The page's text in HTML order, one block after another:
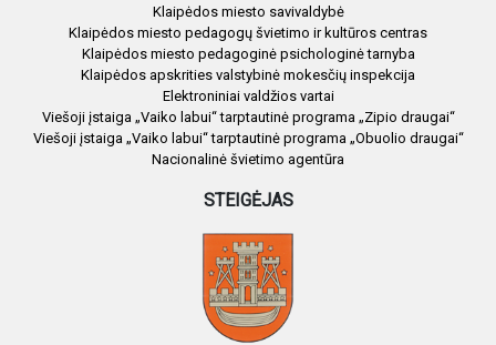
Klaipėdos miesto savivaldybė
Klaipėdos miesto pedagogų švietimo ir kultūros centras
Klaipėdos miesto pedagoginė psichologinė tarnyba
Klaipėdos apskrities valstybinė mokesčių inspekcija
Elektroniniai valdžios vartai
Viešoji įstaiga „Vaiko labui“ tarptautinė programa „Zipio draugai“
Viešoji įstaiga „Vaiko labui“ tarptautinė programa „Obuolio draugai“
Nacionalinė švietimo agentūra
STEIGĖJAS